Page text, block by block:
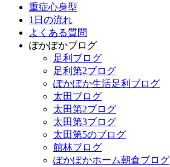
重症心身型
1日の流れ
よくある質問
ぽかぽかブログ
足利ブログ
足利第2ブログ
ぽかぽか生活足利ブログ
太田ブログ
太田第2ブログ
太田第3ブログ
太田第5のブログ
館林ブログ
ぽかぽかホーム朝倉ブログ